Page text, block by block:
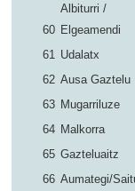
60
Albiturri /
Elgeamendi
61 Udalatx
62 Ausa Gaztelu
63 Mugarriluze
64 Malkorra
65 Gazteluaitz
66 Aumategi/